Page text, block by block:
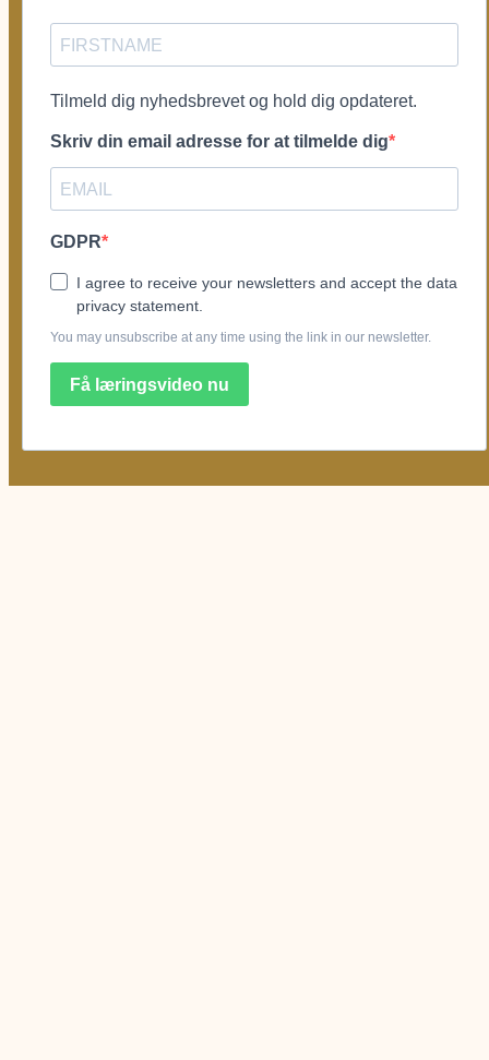
Tilmeld dig nyhedsbrevet og hold dig opdateret.
Skriv din email adresse for at tilmelde dig
GDPR
I agree to receive your newsletters and accept the data
privacy statement.
You may unsubscribe at any time using the link in our newsletter.
Få læringsvideo nu